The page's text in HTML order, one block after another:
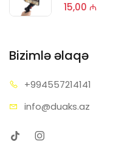
15,00 ₼
Bizimlə əlaqə
+994557214141
info@duaks.az